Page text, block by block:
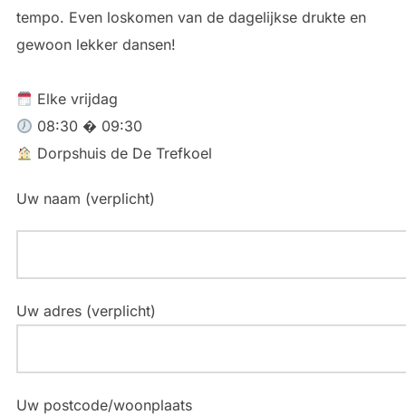
tempo. Even loskomen van de dagelijkse drukte en
gewoon lekker dansen!
Elke vrijdag
08:30 � 09:30
Dorpshuis de De Trefkoel
Uw naam (verplicht)
Uw adres (verplicht)
Uw postcode/woonplaats